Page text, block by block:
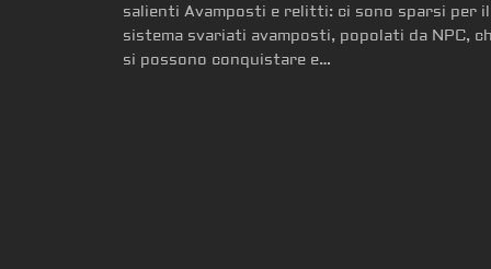
salienti Avamposti e relitti: ci sono sparsi per il
sistema svariati avamposti, popolati da NPC,
si possono conquistare e…